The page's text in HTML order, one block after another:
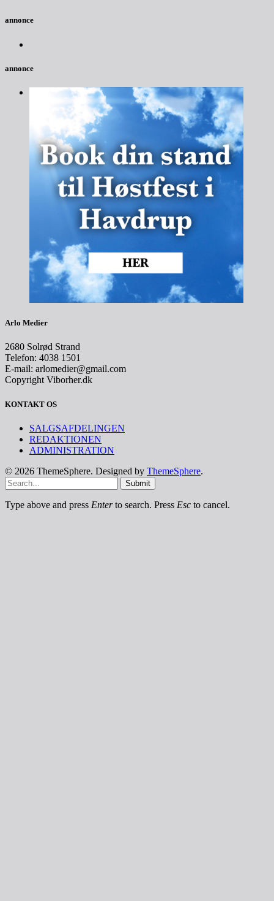
annonce
annonce
Arlo Medier
2680 Solrød Strand
Telefon: 4038 1501
E-mail: arlomedier@gmail.com
Copyright Viborher.dk
KONTAKT OS
SALGSAFDELINGEN
REDAKTIONEN
ADMINISTRATION
© 2026 ThemeSphere. Designed by ThemeSphere.
Submit
Type above and press Enterto search. Press Esc to cancel.